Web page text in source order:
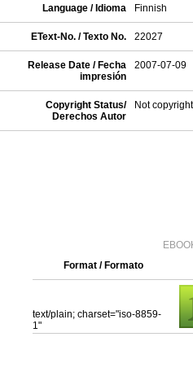
Language / Idioma Finnish
EText-No. / Texto No. 22027
Release Date / Fecha
impresión
2007-07-09
Copyright Status/
Derechos Autor
Not
Format / Formato
text/plain; charset="iso-8859-
1"